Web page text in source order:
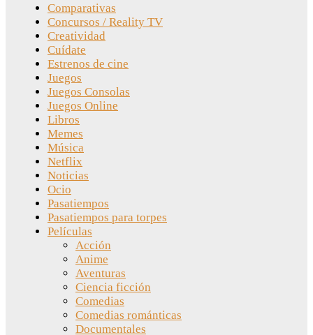
Comparativas
Concursos / Reality TV
Creatividad
Cuídate
Estrenos de cine
Juegos
Juegos Consolas
Juegos Online
Libros
Memes
Música
Netflix
Noticias
Ocio
Pasatiempos
Pasatiempos para torpes
Películas
Acción
Anime
Aventuras
Ciencia ficción
Comedias
Comedias románticas
Documentales